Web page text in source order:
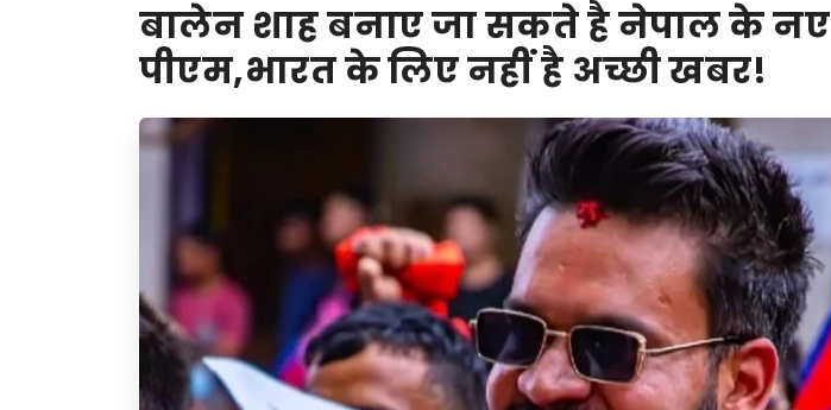
बालेन शाह बनाए जा सकते है नेपाल के नए
पीएम,भारत के लिए नहीं है अच्छी खबर!